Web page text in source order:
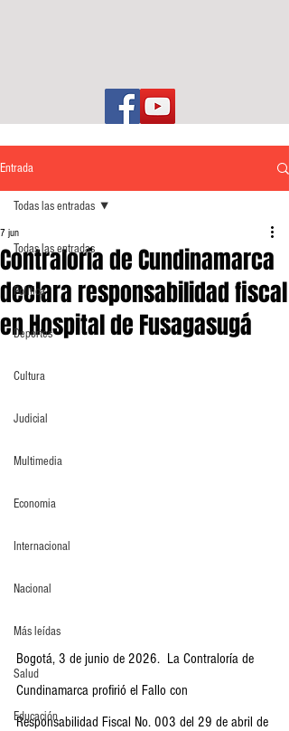
Entrada
Todas las entradas
Política
Deportes
Cultura
Judicial
Multimedia
Economia
Internacional
Nacional
Más leídas
Salud
Educación
Todas las entradas
Contraloría de Cundinamarca
declara responsabilidad fiscal
en Hospital de Fusagasugá
7 jun
Bogotá, 3 de junio de 2026.  La Contraloría de
Cundinamarca profirió el Fallo con
Responsabilidad Fiscal No. 003 del 29 de abril de